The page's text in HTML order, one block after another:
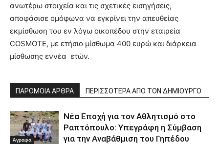
ανωτέρω στοιχεία και τις σχετικές εισηγήσεις,
αποφάσισε ομόφωνα να εγκρίνει την απευθείας
εκμίσθωση του εν λόγω οικοπέδου στην εταιρεία
COSMOTE, με ετήσιο μίσθωμα 400 ευρώ και διάρκεια
μίσθωσης εννέα ετών.
ΠΑΡΟΜΟΙΑ ΑΡΘΡΑ ΠΕΡΙΣΣΟΤΕΡΑ ΑΠΟ ΤΟΝ ΔΗΜΙΟΥΡΓΟ
Άγραφα
Νέα Εποχή για τον Αθλητισμό στο
Ραπτόπουλο: Υπεγράφη η Σύμβαση
για την Αναβάθμιση του Γηπέδου